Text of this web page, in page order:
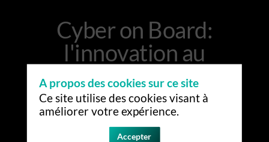
Cyber on Board:
l'innovation au
cœur des
systèmes
embarqués
A propos des cookies sur ce site
Ce site utilise des cookies visant à
améliorer votre expérience.
Accepter